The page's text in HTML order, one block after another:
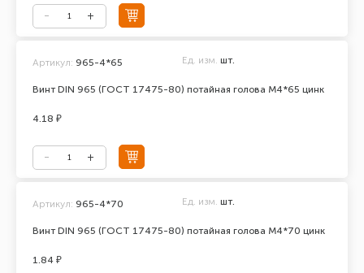
Винт DIN 965 (ГОСТ 17475-80) потайная голова М4*65 цинк
Артикул: 965-4*65 Ед. изм. шт.
4.18 ₽
Винт DIN 965 (ГОСТ 17475-80) потайная голова М4*70 цинк
Артикул: 965-4*70 Ед. изм. шт.
1.84 ₽